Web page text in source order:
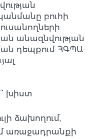
բուհի
անազնվության
դեպքում ՀԳՊԱ-
խիստ
ձախողում,
առաջադրանքի